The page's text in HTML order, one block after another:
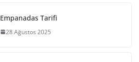
Empanadas Tarifi
28 Ağustos 2025